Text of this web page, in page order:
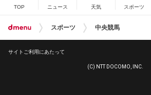
TOP ニュース 天気 スポーツ
スポーツ 中央競馬
サイトご利用にあたって
(C) NTT DOCOMO, INC.